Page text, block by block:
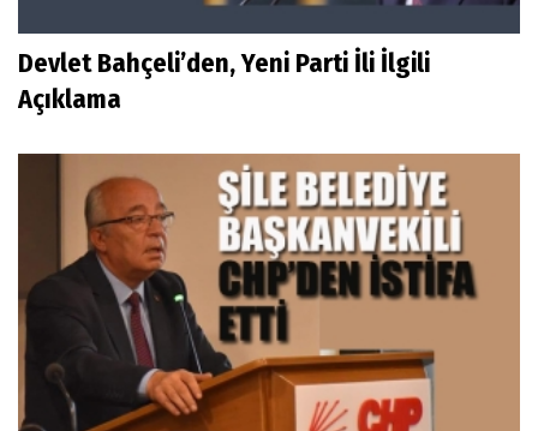
Devlet Bahçeli’den, Yeni Parti İli İlgili
Açıklama